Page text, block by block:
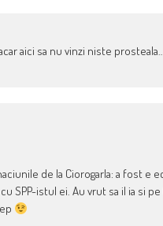
aici sa nu vinzi niste
de la Ciorogarla: a fost e
SPP-istul ei. Au vrut sa il ia si